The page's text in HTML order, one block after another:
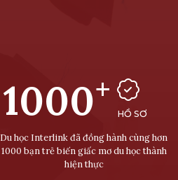
1000+
HỒ SƠ
Du học Interlink đã đồng hành cùng hơn
1000 bạn trẻ biến giấc mơ du học thành
hiện thực